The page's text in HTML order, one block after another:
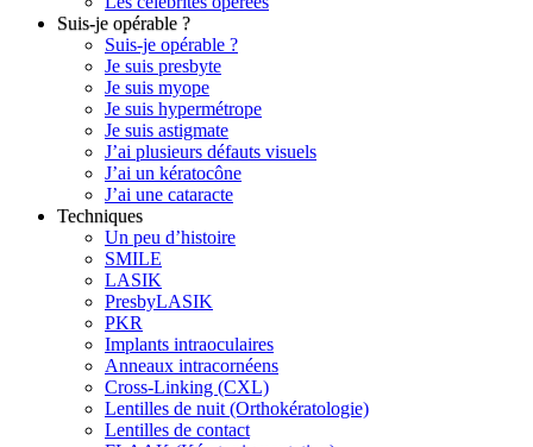
Suis-je opérable ?
Suis-je opérable ?
Je suis presbyte
Je suis myope
Je suis hypermétrope
Je suis astigmate
J’ai plusieurs défauts visuels
J’ai un kératocône
J’ai une cataracte
Techniques
Un peu d’histoire
SMILE
LASIK
PresbyLASIK
PKR
Implants intraoculaires
Anneaux intracornéens
Cross-Linking (CXL)
Lentilles de nuit (Orthokératologie)
Lentilles de contact